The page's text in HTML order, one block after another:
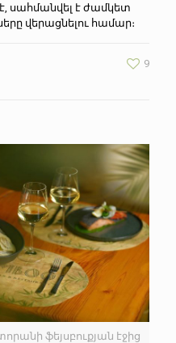
է, սահմանվել է ժամկետ
վերացնելու համար։
9
ֆեյսբուքյան էջից